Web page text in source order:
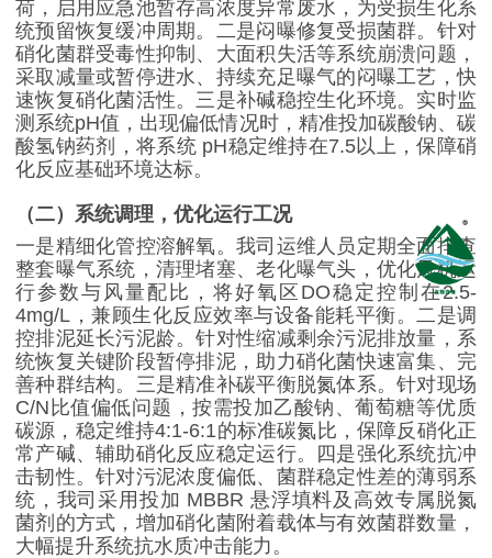
荷，启用应急池暂存高浓度异常废水，为受损生化系
统预留恢复缓冲周期。二是闷曝修复受损菌群。针对
硝化菌群受毒性抑制、大面积失活等系统崩溃问题，
采取减量或暂停进水、持续充足曝气的闷曝工艺，快
速恢复硝化菌活性。三是补碱稳控生化环境。实时监
测系统pH值，出现偏低情况时，精准投加碳酸钠、碳
酸氢钠药剂，将系统 pH稳定维持在7.5以上，保障硝
化反应基础环境达标。
（二）系统调理，优化运行工况
一是精细化管控溶解氧。我司运维人员定期全面排查
整套曝气系统，清理堵塞、老化曝气头，优化风机运
行参数与风量配比，将好氧区 DO稳定控制在2.5-
4mg/L ，兼顾生化反应效率与设备能耗平衡。二是调
控排泥延长污泥龄。针对性缩减剩余污泥排放量，系
统恢复关键阶段暂停排泥，助力硝化菌快速富集、完
善种群结构。三是精准补碳平衡脱氮体系。针对现场
C/N 比值偏低问题，按需投加乙酸钠、葡萄糖等优质
碳源，稳定维持4:1-6:1的标准碳氮比，保障反硝化正
常产碱、辅助硝化反应稳定运行。四是强化系统抗冲
击韧性。针对污泥浓度偏低、菌群稳定性差的薄弱系
统，我司采用投加 MBBR 悬浮填料及高效专属脱氮
菌剂的方式，增加硝化菌附着载体与有效菌群数量，
大幅提升系统抗水质冲击能力。